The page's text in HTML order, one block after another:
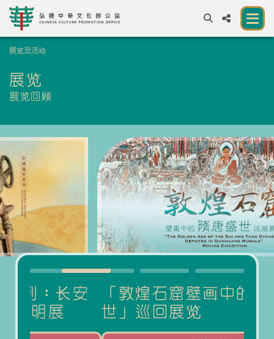
EN繁簡
中华文化节 2026
展览及活动
资源
合作伙伴
联络我们
展览及活动
展览
展览回顾
「敦煌石窟壁画中的隋唐盛
世」巡回展览